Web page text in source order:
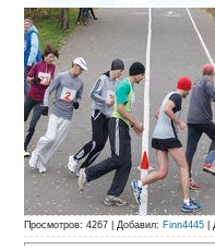
Просмотров: 4267 Добавил: Finn4445